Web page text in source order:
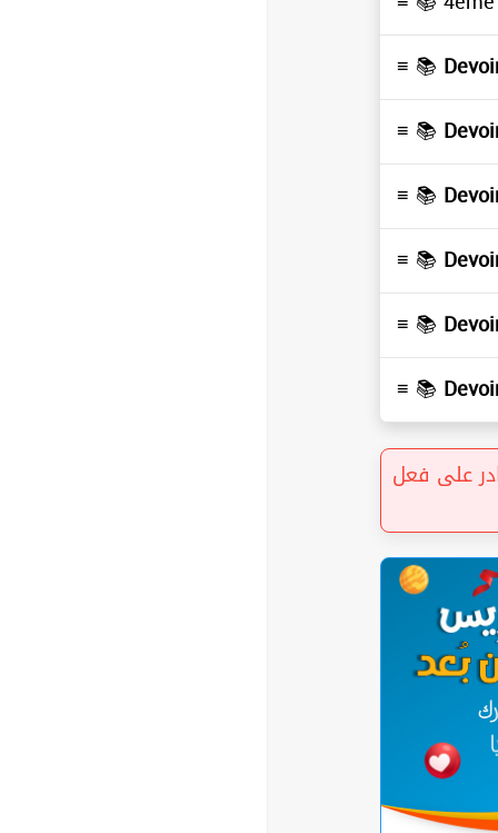
≡ 📚
≡ 📚
≡ 📚
≡ 📚
≡ 📚
≡ 📚
على فعل